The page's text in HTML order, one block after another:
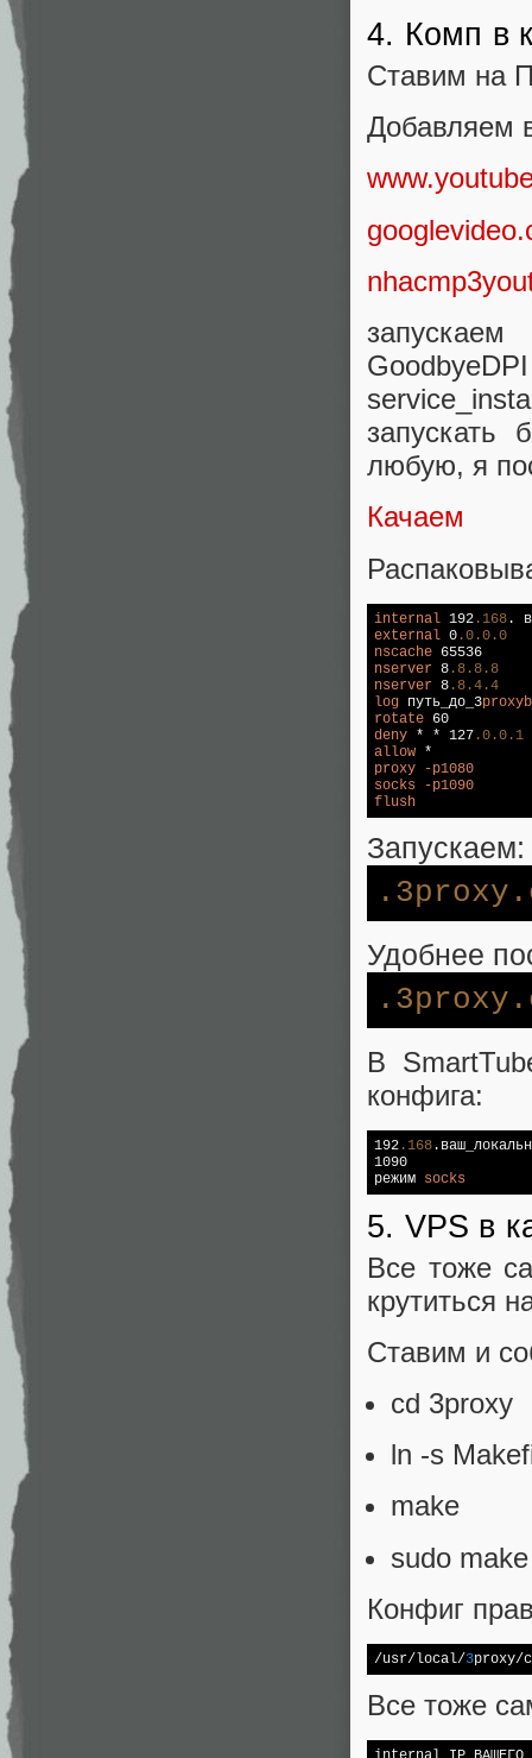
4. Комп в
Ставим на
Добавляем
запускать
любую, я
Качаем
internal 192 .168.
external 0 .0 .0 .0
nscache
nserver 8 .8 .8 .8
nserver 8 .8 .4 .4
log путь_до_3
rotate
deny * * 127 .0 .0 .1
allow
proxy
-p1080
socks
-p1090
flush
Запускаем:
.3proxy
Удобнее
.3proxy
В
конфига:
192 .168
1090
режим socks
5. VPS в
Все тоже
крутиться
Ставим и
cd 3proxy
ln -s
make
sudo
Конфиг
/usr/ local/3proxy/
Все тоже